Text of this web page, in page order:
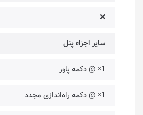
❌
سایر اجزاء پنل
1× @ دکمه پاور
1× @ دکمه راه‌اندازی مجدد